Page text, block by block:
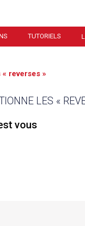
TUTORIELS
reverses »
LES «
vous